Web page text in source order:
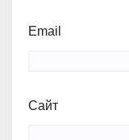
Email
Сайт